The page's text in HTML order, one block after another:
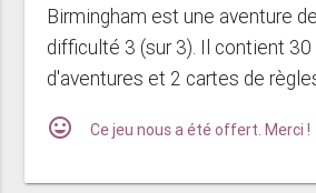
Birmingham est une aventure
difficulté 3 (sur 3). Il contient
d'aventures et 2 cartes de
mood Ce jeu nous a été offert. Merci !